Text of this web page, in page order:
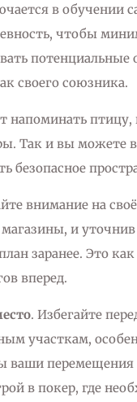
в обучении
чтобы
потенциальные
своего союзника.
напоминать птицу,
Так и вы можете
безопасное
внимание на
и
заранее. Это
вперед.
. Избегайте
участкам,
ваши перемещения
в покер, где